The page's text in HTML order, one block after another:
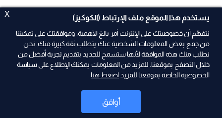
X يستخدم هذا الموقع ملف الإرتباط (الكوكيز)
نتفهّم أن خصوصيتك على الإنترنت أمر بالغ الأهمية، وموافقتك على تمكيننا
من جمع بعض المعلومات الشخصية عنك يتطلب ثقة كبيرة منك. نحن
نطلب منك هذه الموافقة لأنها ستسمح للجديد بتقديم تجربة أفضل من
خلال التصفح بموقعنا. للمزيد من المعلومات يمكنك الإطلاع على سياسة
الخصوصية الخاصة بموقعنا للمزيد اضغط هنا
أوافق
ad